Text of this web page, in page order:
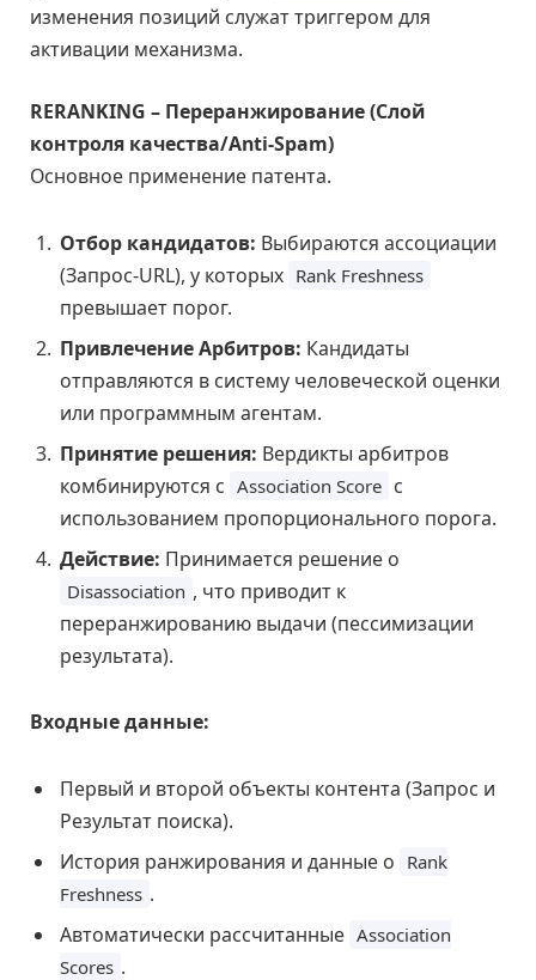
изменения позиций служат триггером для
активации механизма.
RERANKING – Переранжирование (Слой
контроля качества/Anti-Spam)
Основное применение патента.
Отбор кандидатов: Выбираются ассоциации
(Запрос-URL), у которых Rank Freshness
превышает порог.
Привлечение Арбитров: Кандидаты
отправляются в систему человеческой оценки
или программным агентам.
Принятие решения: Вердикты арбитров
комбинируются с Association Score с
использованием пропорционального порога.
Действие: Принимается решение о
Disassociation , что приводит к
переранжированию выдачи (пессимизации
результата).
Входные данные:
Первый и второй объекты контента (Запрос и
Результат поиска).
История ранжирования и данные о Rank
Freshness .
Автоматически рассчитанные Association
Scores .